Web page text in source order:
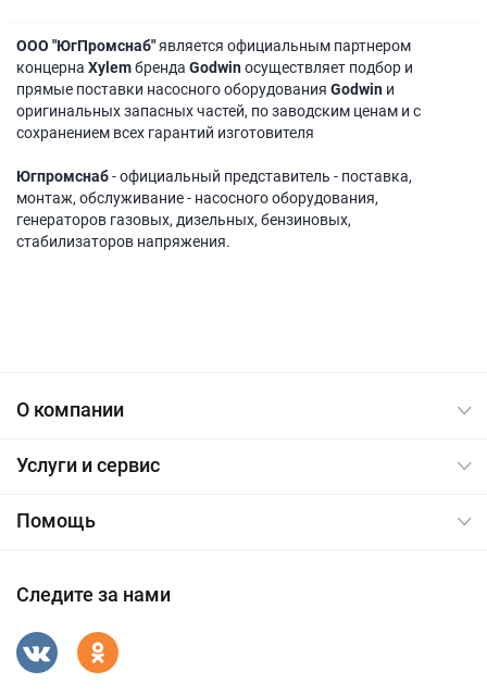
ООО "ЮгПромснаб"является официальным партнером
концерна Xylemбренда Godwinосуществляет подбор и
прямые поставки насосного оборудования Godwin и
оригинальных запасных частей, по заводским ценам и с
сохранением всех гарантий изготовителя
Югпромснаб- официальный представитель - поставка,
монтаж, обслуживание - насосного оборудования,
генераторов газовых, дизельных, бензиновых,
стабилизаторов напряжения.
О компании
Услуги и сервис
Помощь
Следите за нами